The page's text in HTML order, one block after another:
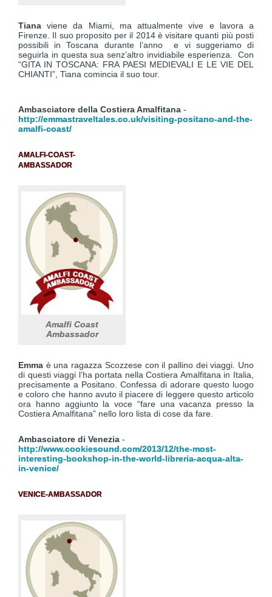
Tianaviene da Miami, ma attualmente vive e lavora a
Firenze. Il suo proposito per il 2014 è visitare quanti più posti
possibili in Toscana durante l’anno e vi suggeriamo di
seguirla in questa sua senz’altro invidiabile esperienza. Con
“GITA IN TOSCANA: FRA PAESI MEDIEVALI E LE VIE DEL
CHIANTI”, Tiana comincia il suo tour.
Ambasciatore della Costiera Amalfitana -
http://emmastraveltales.co.uk/visiting-positano-and-the-
amalfi-coast/
AMALFI-COAST-
AMBASSADOR
Amalfi Coast
Ambassador
Emma è una ragazza Scozzese con il pallino dei viaggi. Uno
di questi viaggi l’ha portata nella Costiera Amalfitana in Italia,
precisamente a Positano. Confessa di adorare questo luogo
e coloro che hanno avuto il piacere di leggere questo articolo
ora hanno aggiunto la voce “fare una vacanza presso la
Costiera Amalfitana” nello loro lista di cose da fare.
Ambasciatore di Venezia -
http://www.cookiesound.com/2013/12/the-most-
interesting-bookshop-in-the-world-libreria-acqua-alta-
in-venice/
VENICE-AMBASSADOR